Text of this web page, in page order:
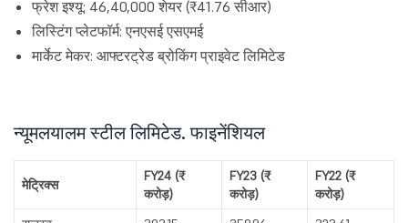
फ्रेश इश्यू: 46,40,000 शेयर (₹41.76 सीआर)
लिस्टिंग प्लेटफॉर्म: एनएसई एसएमई
मार्केट मेकर: आफ्टरट्रेड ब्रोकिंग प्राइवेट लिमिटेड
न्यूमलयालम स्टील लिमिटेड. फाइनेंशियल
मेट्रिक्स
FY24 (₹
करोड़)
FY23 (₹
करोड़)
FY22 (₹
करोड़)